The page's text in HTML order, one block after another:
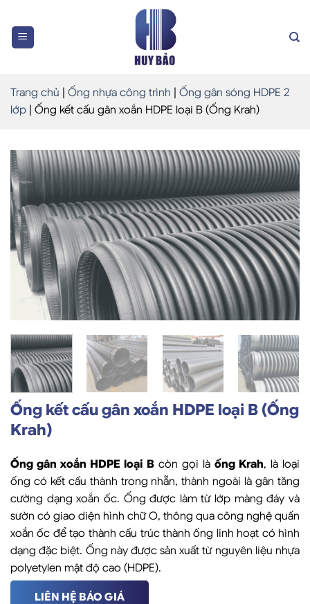
content
Trang chủ Ống nhựa công trình
Ống gân sóng HDPE 2
lớp Ống kết cấu gân xoắn HDPE loại B (Ống Krah)
Ống kết cấu gân xoắn HDPE loại B (Ống
Krah)
Ống gân xoắn HDPE loại B còn gọi là ống Krah, là loại
ống có kết cấu thành trong nhẵn, thành ngoài là gân tăng
cường dạng xoắn ốc. Ống được làm từ lớp màng đáy và
sườn có giao diện hình chữ O, thông qua công nghệ quấn
xoắn ốc để tạo thành cấu trúc thành ống linh hoạt có hình
dạng đặc biệt. Ống này được sản xuất từ nguyên liệu nhựa
polyetylen mật độ cao (HDPE).
LIÊN HỆ BÁO GIÁ